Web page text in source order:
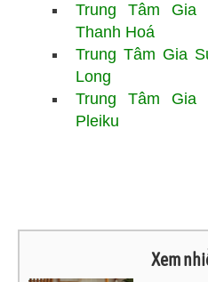
Trung Tâm Gia
Thanh Hoá
Trung Tâm Gia
Long
Trung Tâm Gia
Pleiku
Xem